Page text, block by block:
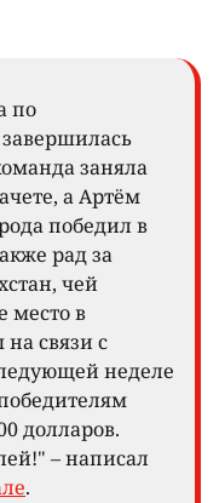
по
заняла
а Артём
победил в
рад за
чей
место в
связи с
неделе
долларов.
– написал
.